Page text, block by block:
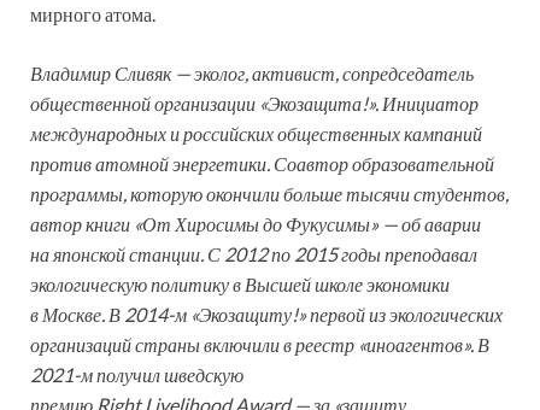
мирного атома.
Владимир Сливяк— эколог, активист, сопредседатель
общественной организации «Экозащита!». Инициатор
международных и российских общественных кампаний
против атомной энергетики. Соавтор образовательной
программы, которую окончили больше тысячи студентов,
автор книги «От Хиросимы до Фукусимы» — об аварии
на японской станции. С 2012 по 2015 годы преподавал
экологическую политику в Высшей школе экономики
в Москве. В 2014-м «Экозащиту!» первой из экологических
организаций страны включили в реестр «иноагентов». В
2021-м получил шведскую
премию Right Livelihood Award— за «защиту